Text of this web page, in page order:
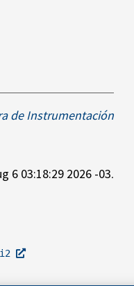
de Instrumentación
6 03:18:29 2026 -03.